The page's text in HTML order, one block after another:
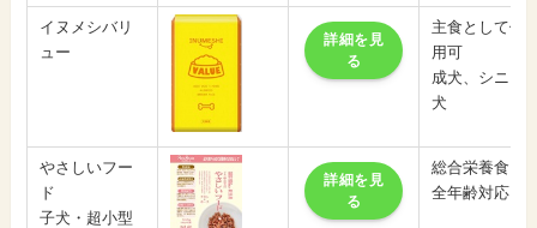
イヌメシバリ
ュー
詳細を見
る
主食として使
用可
成犬、シニア
犬
やさしいフー
ド
子犬・超小型
詳細を見
る
総合栄養食
全年齢対応